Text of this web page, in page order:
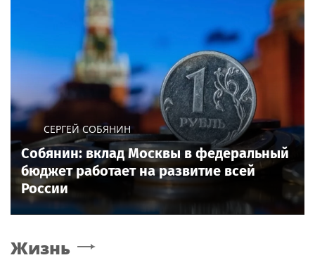
СЕРГЕЙ СОБЯНИН
Собянин: вклад Москвы в федеральный
бюджет работает на развитие всей
России
Жизнь